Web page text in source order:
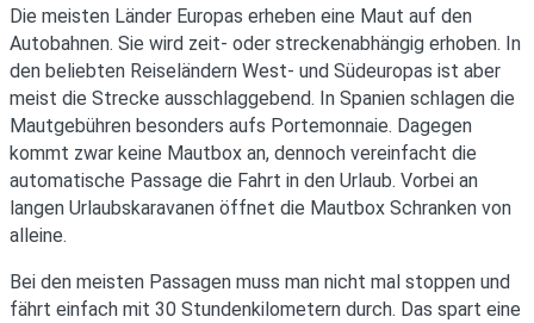
Die meisten Länder Europas erheben eine Maut auf den
Autobahnen. Sie wird zeit- oder streckenabhängig erhoben. In
den beliebten Reiseländern West- und Südeuropas ist aber
meist die Strecke ausschlaggebend. In Spanien schlagen die
Mautgebühren besonders aufs Portemonnaie. Dagegen
kommt zwar keine Mautbox an, dennoch vereinfacht die
automatische Passage die Fahrt in den Urlaub. Vorbei an
langen Urlaubskaravanen öffnet die Mautbox Schranken von
alleine.
Bei den meisten Passagen muss man nicht mal stoppen und
fährt einfach mit 30 Stundenkilometern durch. Das spart eine